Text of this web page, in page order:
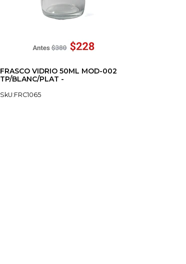
FRASCO VIDRIO 50ML MOD-002
TP/BLANC/PLAT -
SkU:FRC1065